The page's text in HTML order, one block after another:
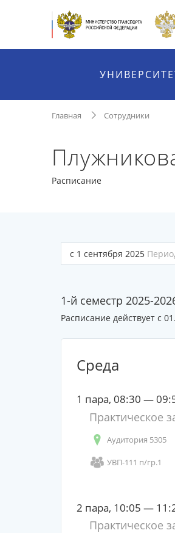
Главная Сотрудники
Расписание
с 1 сентября 2025
1-й семестр 2025-
Расписание действует с
Среда
1 пара, 08:30 —
Практическое
Аудитория 5305
УВП-111 п/гр.1
2 пара, 10:05 —
Практическое